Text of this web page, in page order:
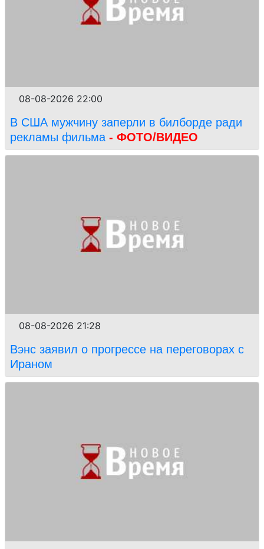
08-08-2026 22:00
В США мужчину заперли в билборде ради
рекламы фильма - ФОТО/ВИДЕО
08-08-2026 21:28
Вэнс заявил о прогрессе на переговорах с
Ираном